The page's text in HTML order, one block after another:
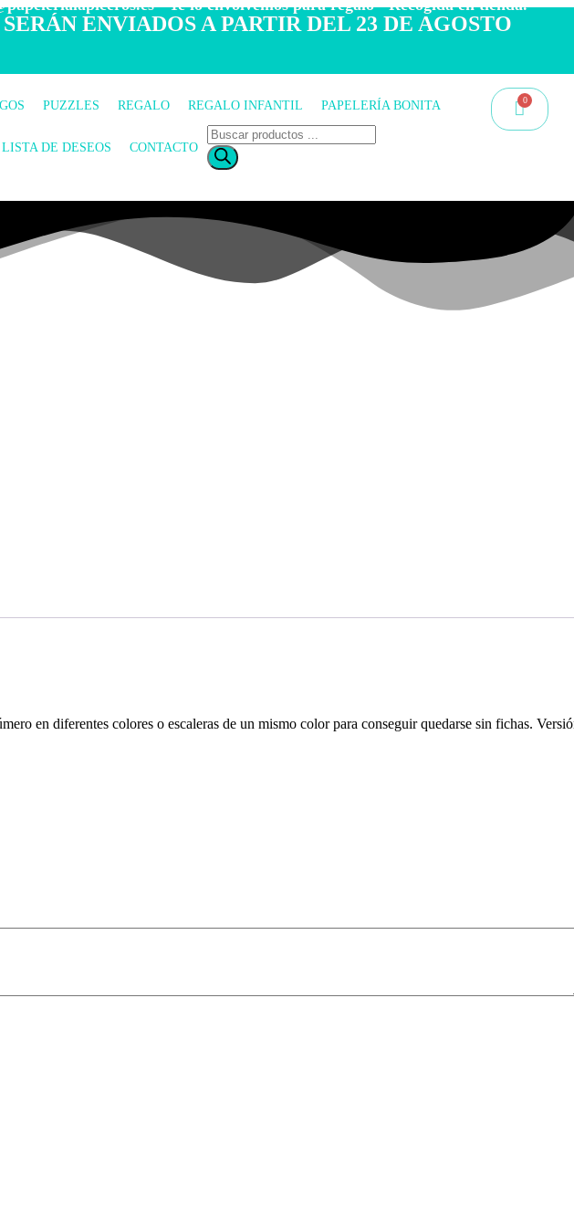
- Te lo envolvemos para regalo - Recogida en tienda.
ENVIADOS A PARTIR DEL 23 DE AGOSTO
PUZZLES REGALO REGALO INFANTIL PAPELERÍA BONITA
LISTA DE DESEOS CONTACTO
en diferentes colores o escaleras de un mismo color para conseguir quedarse sin fichas.